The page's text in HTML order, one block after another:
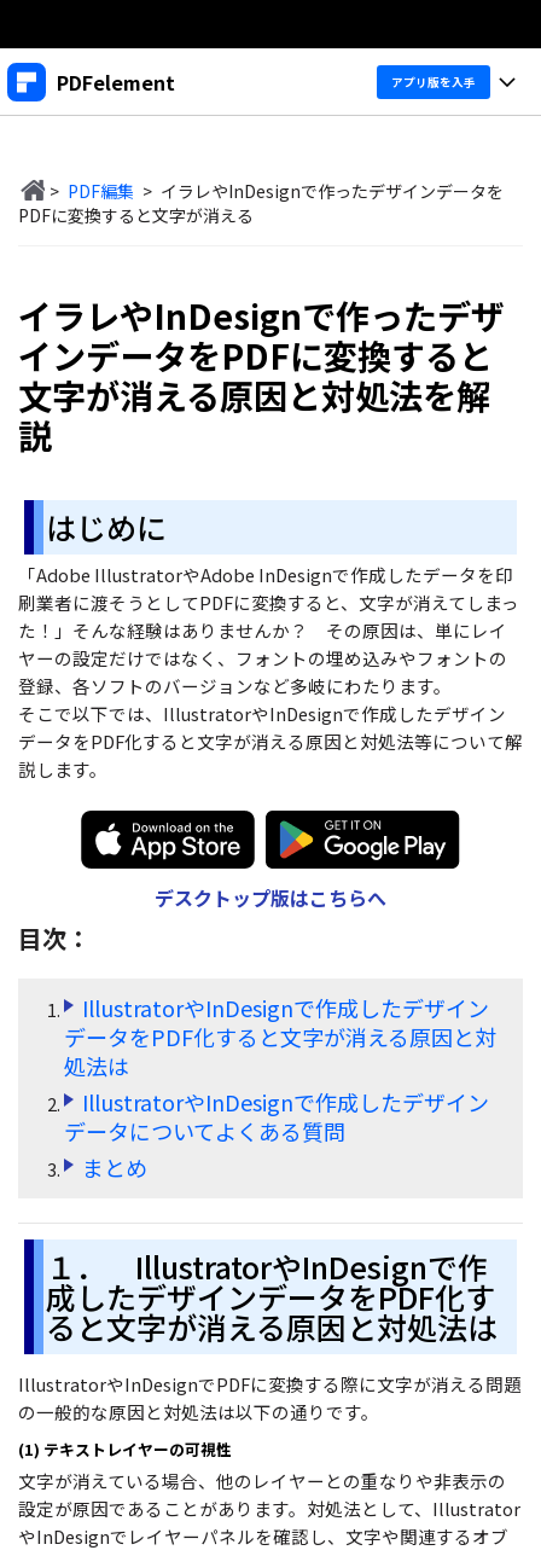
製品
概要
ソリューション
企業情報
サポート
PDFelement アプリ版を入手
デスクトップ
PDFelement Mac版
アプリ
PDFelement iOS版
Cloud
PDFelement Cloud
PDF オンラインツール
PDF を Excel に変換
PDF を圧縮
PDF をトリミング
他のオンラインツール
製品機能
PDF 作成
PDF 変換
PDF 編集
OCR
PDF 整理
PDF 結合
PDF 圧縮
ページ処理
一括処理
共有・保護
PDF 保護
PDF 電子署名
閲覧・活用
PDF 注釈
PDF 印刷
PDF 翻訳
AI ツール
個人向け
法人向け
教育向け
製品ガイド
Windowsユーザー向け
Macユーザー向け
iOSユーザー向け
PDFelement 12へ
アップグレード！
PDFに関するコツ
士業に役立つ
教育現場で活用
確定申告
テレワークに関する
活用Tips
活用教室
役立つPDFテンプレート
履歴書テンプレート
動画で学ぶ
サポート
システム要件
よくある質問
お問い合わせ
専門スタッフ直通
050-3066-4378
ユーザーの声
私たちをフォロー
無料ダウンロード
ログイン
検索
> PDF編集 > イラレやInDesignで作ったデザインデータを
PDFに変換すると文字が消える
イラレやInDesignで作ったデザ
インデータをPDFに変換すると
文字が消える原因と対処法を解
説
はじめに
「Adobe IllustratorやAdobe InDesignで作成したデータを印
刷業者に渡そうとしてPDFに変換すると、文字が消えてしまっ
た！」そんな経験はありませんか？ その原因は、単にレイ
ヤーの設定だけではなく、フォントの埋め込みやフォントの
登録、各ソフトのバージョンなど多岐にわたります。
そこで以下では、IllustratorやInDesignで作成したデザイン
データをPDF化すると文字が消える原因と対処法等について解
説します。
デスクトップ版はこちらへ
目次：
IllustratorやInDesignで作成したデザイン
データをPDF化すると文字が消える原因と対
処法は
IllustratorやInDesignで作成したデザイン
データについてよくある質問
まとめ
１． IllustratorやInDesignで作
成したデザインデータをPDF化す
ると文字が消える原因と対処法は
IllustratorやInDesignでPDFに変換する際に文字が消える問題
の一般的な原因と対処法は以下の通りです。
(1) テキストレイヤーの可視性
文字が消えている場合、他のレイヤーとの重なりや非表示の
設定が原因であることがあります。対処法として、Illustrator
やInDesignでレイヤーパネルを確認し、文字や関連するオブ